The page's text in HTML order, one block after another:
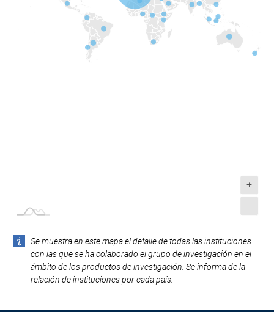
+
-
Se muestra en este mapa el detalle de todas las instituciones
con las que se ha colaborado el grupo de investigación en el
ámbito de los productos de investigación. Se informa de la
relación de instituciones por cada país.